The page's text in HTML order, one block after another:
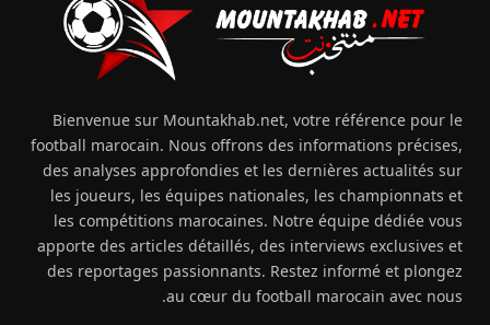
Bienvenue sur Mountakhab.net, votre référence pour le
football marocain. Nous offrons des informations précises,
des analyses approfondies et les dernières actualités sur
les joueurs, les équipes nationales, les championnats et
les compétitions marocaines. Notre équipe dédiée vous
apporte des articles détaillés, des interviews exclusives et
des reportages passionnants. Restez informé et plongez
au cœur du football marocain avec nous.